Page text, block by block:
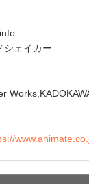
ェイカー